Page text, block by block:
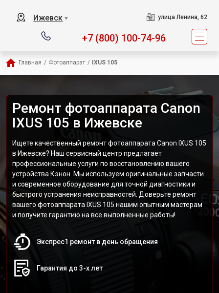
Ижевск ▼ улица Ленина, 62
+7 (800) 100-74-96
Главная / Фотоаппарат / IXUS 105
Ремонт фотоаппарата Canon
IXUS 105 в Ижевске
Ищете качественный ремонт фотоаппарата Canon IXUS 105
в Ижевске? Наш сервисный центр предлагает
профессиональные услуги по восстановлению вашего
устройства Кэнон. Мы используем оригинальные запчасти
и современное оборудование для точной диагностики и
быстрого устранения неисправностей. Доверьте ремонт
вашего фотоаппарата IXUS 105 нашим опытным мастерам
и получите гарантию на все выполненные работы!
Экспрес1 ремонт в день обращения
Гарантия до 3-х лет